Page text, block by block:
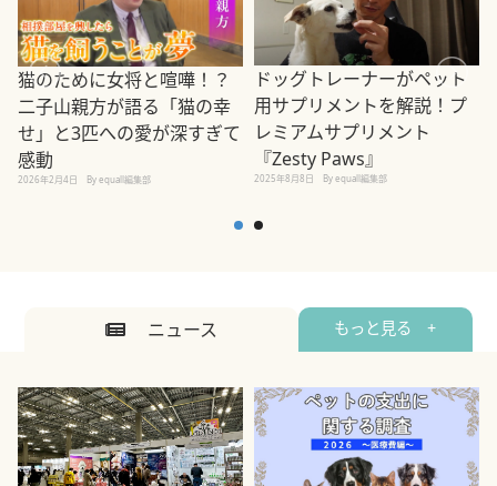
猫のために女将と喧嘩！？
二子山親方が語る「猫の幸
せ」と3匹への愛が深すぎて
感動
2026年2月4日 By equall編集部
ドッグトレーナーがペット
用サプリメントを解説！プ
レミアムサプリメント
『Zesty Paws』
2025年8月8日 By equall編集部
ニュース もっと見る +